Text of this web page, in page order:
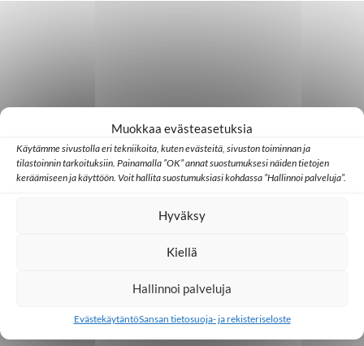
Muokkaa evästeasetuksia
Käytämme sivustolla eri tekniikoita, kuten evästeitä, sivuston toiminnan ja
tilastoinnin tarkoituksiin. Painamalla ”OK” annat suostumuksesi näiden tietojen
keräämiseen ja käyttöön. Voit hallita suostumuksiasi kohdassa ”Hallinnoi palveluja”.
Hyväksy
Kiellä
Hallinnoi palveluja
EvästekäytäntöSansan tietosuoja- ja rekisteriseloste